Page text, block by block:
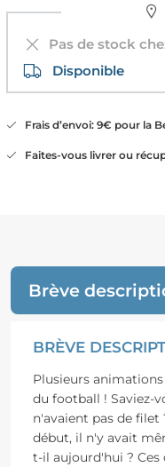
Pas de stock
Disponible
Frais d’envoi: 9€ pour la
Faites-vous livrer ou
Brève
BRÈVE
Plusieurs
du football ! Saviez-
n'avaient pas de filet
début, il n'y avait
t-il aujourd'hui ?